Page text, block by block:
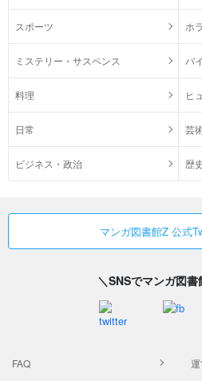
スポーツ ホ
ミステリー・サスペンス バ
料理 ヒ
日常 芸
ビジネス・政治 歴
マンガ図書館Z 公式
＼SNSでマンガ図
FAQ